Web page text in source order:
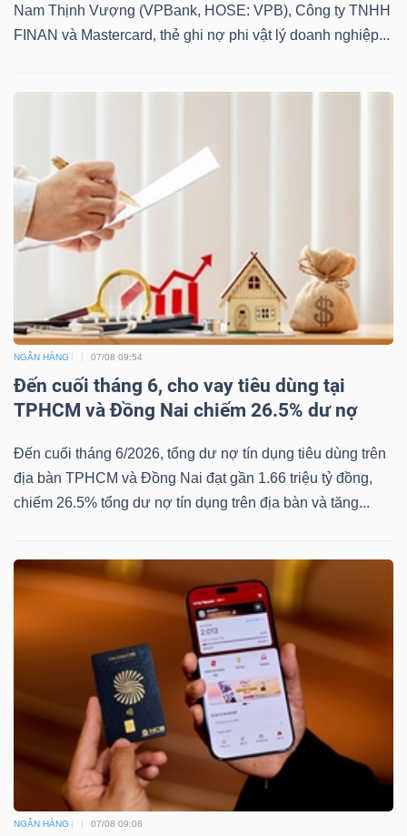
Nam Thịnh Vượng (VPBank, HOSE: VPB), Công ty TNHH
FINAN và Mastercard, thẻ ghi nợ phi vật lý doanh nghiệp...
NGÂN HÀNG 07/08 09:54
Đến cuối tháng 6, cho vay tiêu dùng tại
TPHCM và Đồng Nai chiếm 26.5% dư nợ
Đến cuối tháng 6/2026, tổng dư nợ tín dụng tiêu dùng trên
địa bàn TPHCM và Đồng Nai đạt gần 1.66 triệu tỷ đồng,
chiếm 26.5% tổng dư nợ tín dụng trên địa bàn và tăng...
NGÂN HÀNG 07/08 09:08